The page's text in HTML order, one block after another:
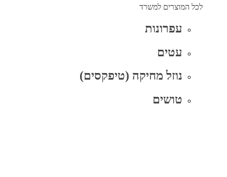
לכל המוצרים למשרד
עפרונות
עטים
נוזל מחיקה (טיפקסים)
טושים